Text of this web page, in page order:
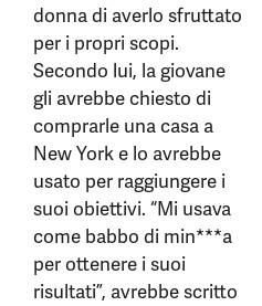
donna di averlo sfruttato
per i propri scopi.
Secondo lui, la giovane
gli avrebbe chiesto di
comprarle una casa a
New York e lo avrebbe
usato per raggiungere i
suoi obiettivi. “Mi usava
come babbo di min***a
per ottenere i suoi
risultati”, avrebbe scritto